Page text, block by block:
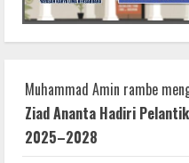
Muhammad Amin rambe
Ziad Ananta Hadiri
2025–2028